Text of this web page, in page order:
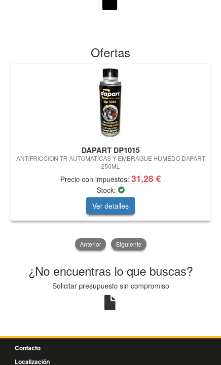
Ofertas
DAPART DP1015
ANTIFRICCION TR AUTOMATICAS Y EMBRAGUE HUMEDO DAPART
250ML
Precio con impuestos: 31,28 €
Stock:
Ver detalles
Anterior Siguiente
¿No encuentras lo que buscas?
Solicitar presupuesto sin compromiso
Contacto
Localización